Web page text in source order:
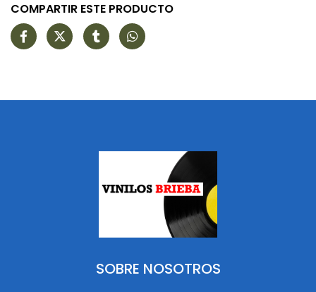
COMPARTIR ESTE PRODUCTO
SOBRE NOSOTROS